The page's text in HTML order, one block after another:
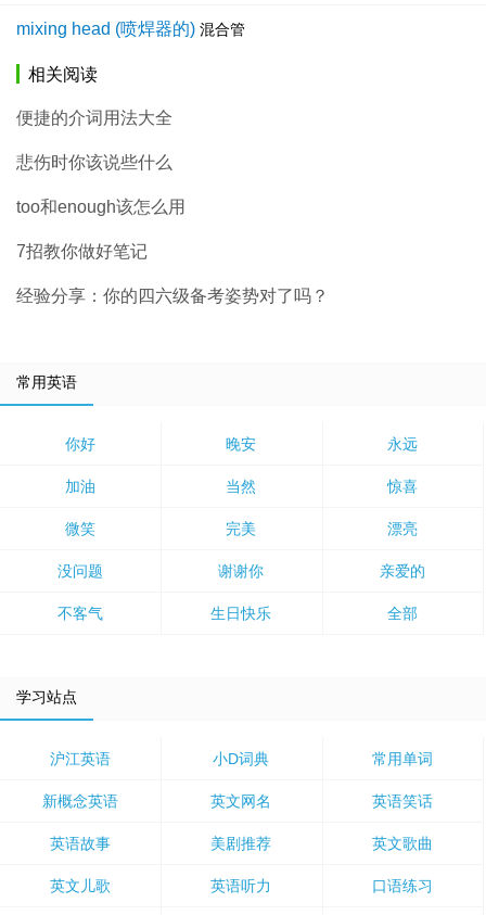
mixing head (喷焊器的) 混合管
相关阅读
便捷的介词用法大全
悲伤时你该说些什么
too和enough该怎么用
7招教你做好笔记
经验分享：你的四六级备考姿势对了吗？
常用英语
你好 晚安 永远
加油 当然 惊喜
微笑 完美 漂亮
没问题 谢谢你 亲爱的
不客气 生日快乐 全部
学习站点
沪江英语 小D词典 常用单词
新概念英语 英文网名 英语笑话
英语故事 美剧推荐 英文歌曲
英文儿歌 英语听力 口语练习